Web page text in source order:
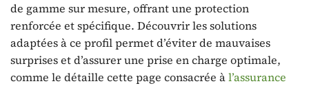
de gamme sur mesure, offrant une protection
renforcée et spécifique. Découvrir les solutions
adaptées à ce profil permet d’éviter de mauvaises
surprises et d’assurer une prise en charge optimale,
comme le détaille cette page consacrée àl’assurance